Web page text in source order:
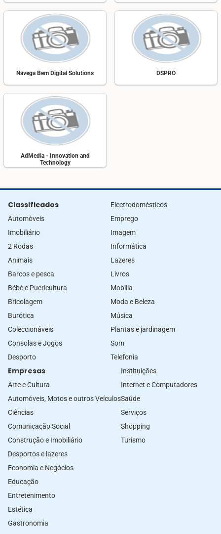
Navega Bem Digital Solutions DSPRO
AdMedia - Innovation and
Technology
Classificados
Automòveis
Imobiliário
2 Rodas
Animais
Barcos e pesca
Bébé e Puericultura
Bricolagem
Burótica
Coleccionáveis
Consolas e Jogos
Desporto
Electrodomésticos
Emprego
Imagem
Informática
Lazeres
Livros
Mobilia
Moda e Beleza
Música
Plantas e jardinagem
Som
Telefonia
Empresas
Arte e Cultura
Automóveis, Motos e outros Veículos
Ciências
Comunicação Social
Construção e Imobiliário
Desportos e lazeres
Economia e Negócios
Educação
Entretenimento
Estética
Gastronomia
Instituições
Internet e Computadores
Saúde
Serviços
Shopping
Turismo